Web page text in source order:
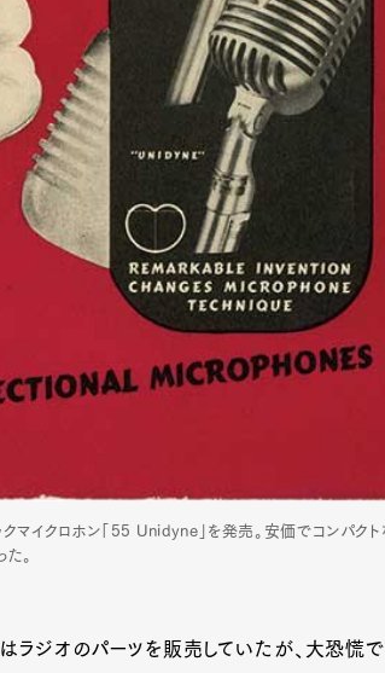
Art&Design Watch
Cars Product
Pen international Pen tw
イクロホン「55 Unidyne」を発売。安価でコンパクト
。
ラジオのパーツを販売していたが、大恐慌